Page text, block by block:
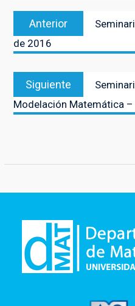
Navegación
entradas
Anterior
anterior:
de 2016
Siguiente
siguiente:
Modelación Matemática